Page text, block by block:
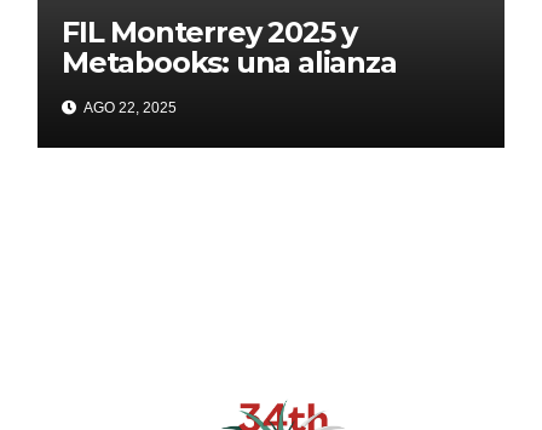
FIL Monterrey 2025 y
Metabooks: una alianza
estratégica por el futuro del
libro: Innovación, tecnología
y mayor visibilidad para el
AGO 22, 2025